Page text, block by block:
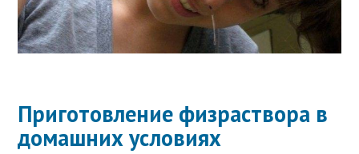
Приготовление физраствора в
домашних условиях